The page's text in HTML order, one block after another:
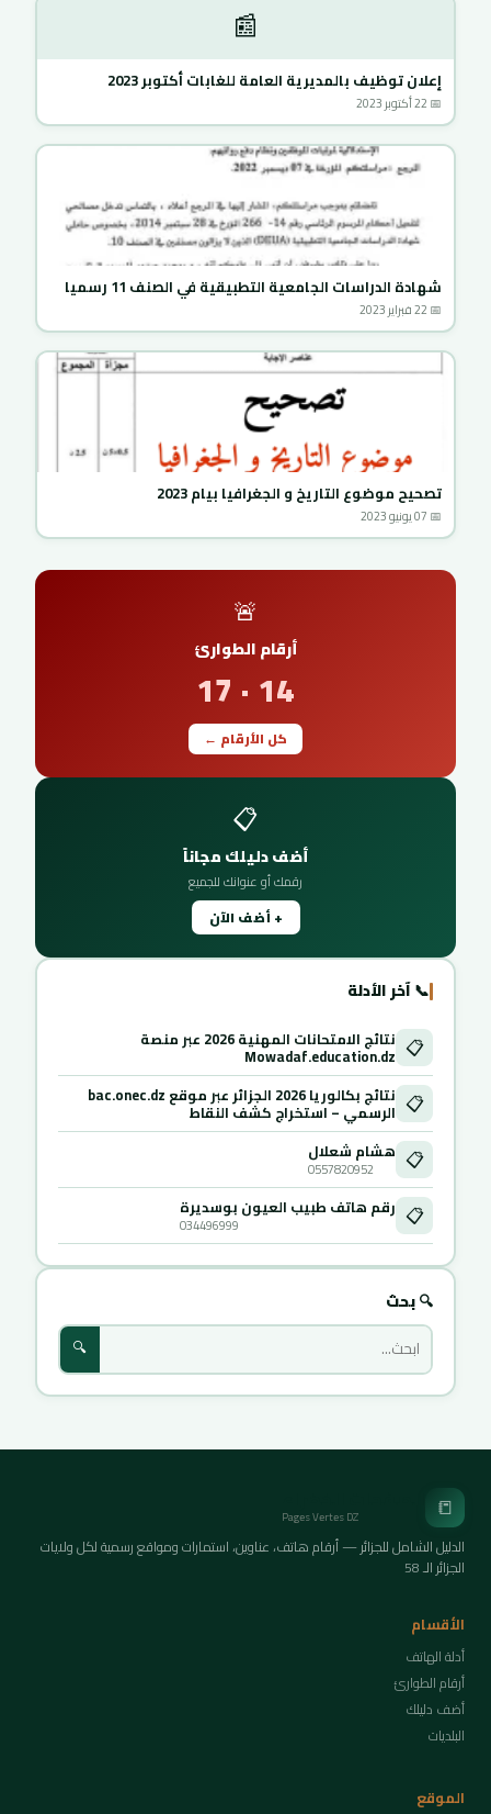
📰
إعلان توظيف بالمديرية العامة للغابات أكتوبر 2023
📅 22 أكتوبر 2023
شهادة الدراسات الجامعية التطبيقية في الصنف 11 رسميا
📅 22 فبراير 2023
تصحيح موضوع التاريخ و الجغرافيا بيام 2023
📅 07 يونيو 2023
🚨
أرقام الطوارئ
14 · 17
كل الأرقام ←
📋
أضف دليلك مجاناً
رقمك أو عنوانك للجميع
+ أضف الآن
📞 آخر الأدلة
📋 نتائج الامتحانات المهنية 2026 عبر منصة
Mowadaf.education.dz
📋 نتائج بكالوريا 2026 الجزائر عبر موقع bac.onec.dz
الرسمي – استخراج كشف النقاط
📋 هشام شعلال
0557820952
📋 رقم هاتف طبيب العيون بوسديرة
034496999
🔍 بحث
🔍
📒
Pages Vertes DZ
الدليل الشامل للجزائر — أرقام هاتف، عناوين، استمارات ومواقع رسمية لكل ولايات
الجزائر الـ 58
الأقسام
أدلة الهاتف
أرقام الطوارئ
أضف دليلك
البلديات
الموقع